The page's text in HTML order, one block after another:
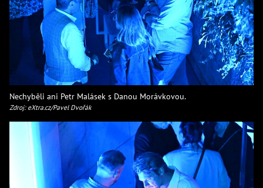
Nechyběli ani Petr Malásek s Danou Morávkovou.
Zdroj: eXtra.cz/Pavel Dvořák